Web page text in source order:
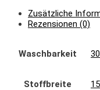
Zusätzliche
Rezensionen (0)
Waschbarkeit
Stoffbreite